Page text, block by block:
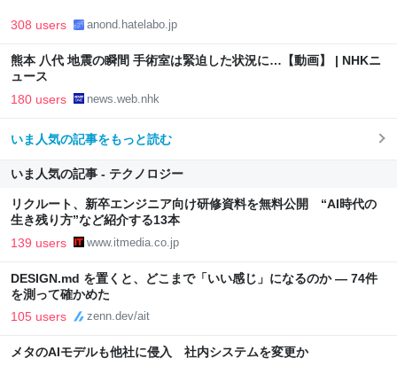
308 users anond.hatelabo.jp
熊本 八代 地震の瞬間 手術室は緊迫した状況に…【動画】 | NHKニ
ュース
180 users news.web.nhk
いま人気の記事をもっと読む
いま人気の記事 - テクノロジー
リクルート、新卒エンジニア向け研修資料を無料公開 “AI時代の
生き残り方”など紹介する13本
139 users www.itmedia.co.jp
DESIGN.md を置くと、どこまで「いい感じ」になるのか — 74件
を測って確かめた
105 users zenn.dev/ait
メタのAIモデルも他社に侵入 社内システムを変更か